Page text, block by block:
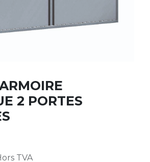
2 PORTES
TVA